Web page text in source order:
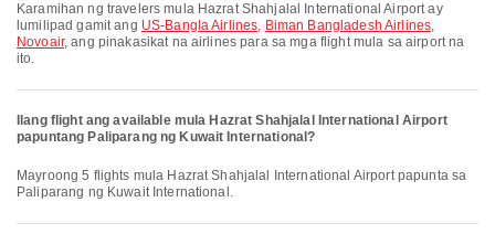
Karamihan ng travelers mula Hazrat Shahjalal International Airport ay
lumilipad gamit ang US-Bangla Airlines, Biman Bangladesh Airlines,
Novoair, ang pinakasikat na airlines para sa mga flight mula sa airport na
ito.
Ilang flight ang available mula Hazrat Shahjalal International Airport
papuntang Paliparang ng Kuwait International?
Mayroong 5 flights mula Hazrat Shahjalal International Airport papunta sa
Paliparang ng Kuwait International.